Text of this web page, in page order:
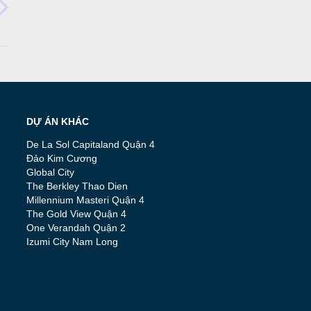
DỰ ÁN KHÁC
De La Sol Capitaland Quận 4
Đảo Kim Cương
Global City
The Berkley Thao Dien
Millennium Masteri Quận 4
The Gold View Quận 4
One Verandah Quận 2
Izumi City Nam Long